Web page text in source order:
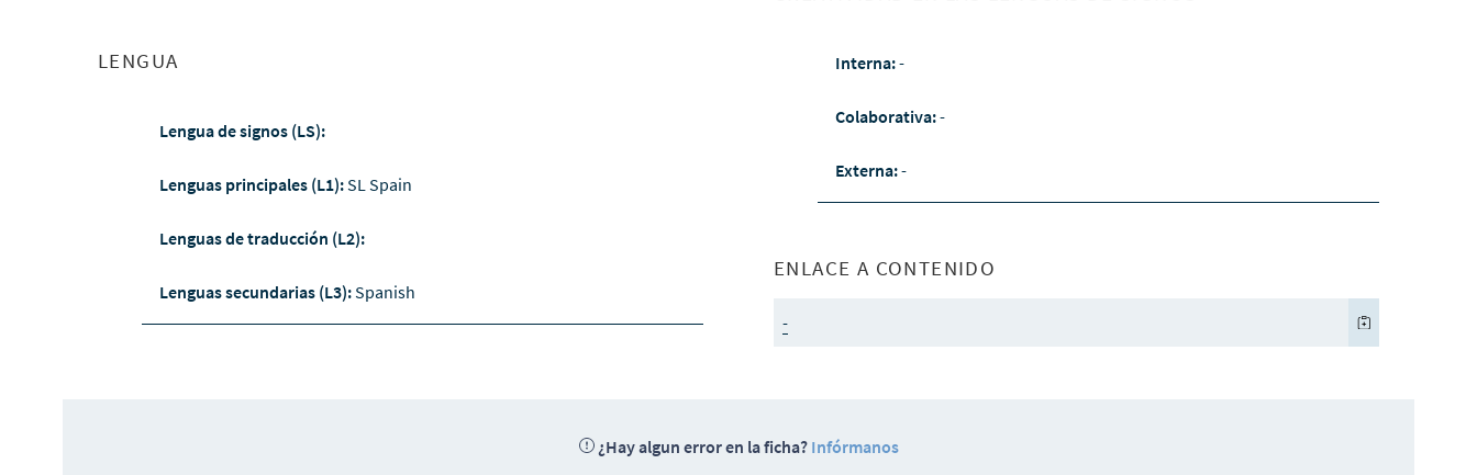
LENGUA
Lengua de signos (LS):
Lenguas principales (L1):SL Spain
Lenguas de traducción (L2):
Lenguas secundarias (L3):Spanish
Interna:-
Colaborativa:-
Externa:-
ENLACE A CONTENIDO
-
¿Hay algun error en la ficha? Infórmanos